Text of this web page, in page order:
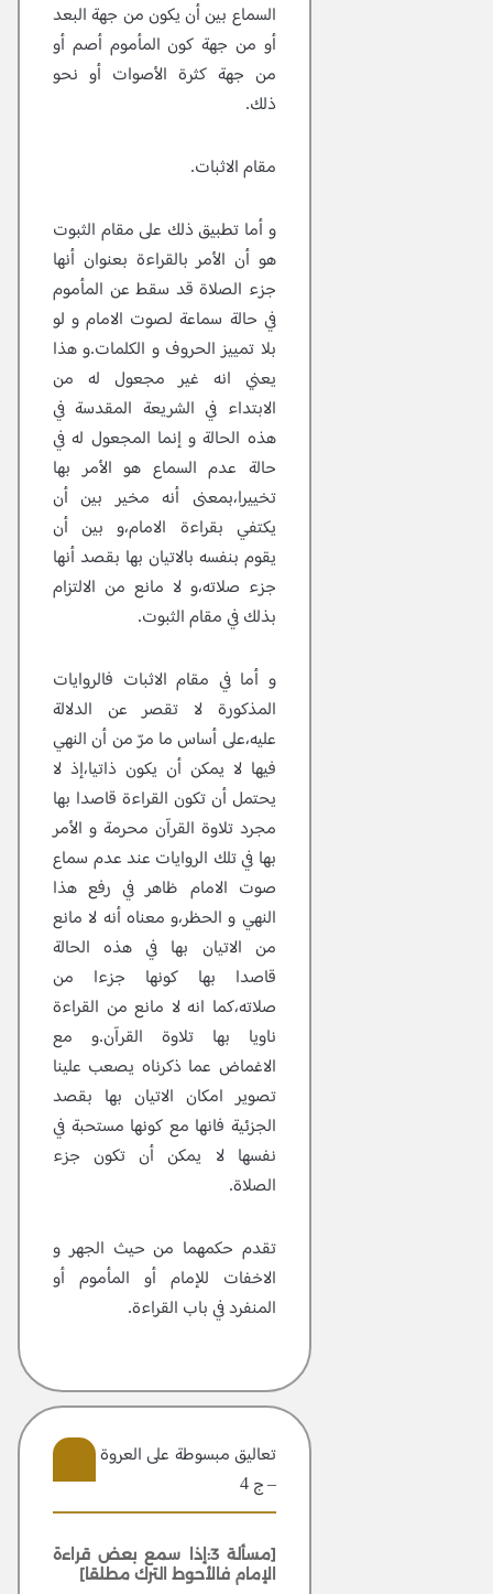
السماع بين أن يكون من جهة البعد
أو من جهة كون المأموم أصم أو
من جهة كثرة الأصوات أو نحو
ذلك.
مقام الاثبات.
و أما تطبيق ذلك على مقام الثبوت
هو أن الأمر بالقراءة بعنوان أنها
جزء الصلاة قد سقط عن المأموم
في حالة سماعة لصوت الامام و لو
بلا تمييز الحروف و الكلمات.و هذا
يعني انه غير مجعول له من
الابتداء في الشريعة المقدسة في
هذه الحالة و إنما المجعول له في
حالة عدم السماع هو الأمر بها
تخييرا،بمعنى أنه مخير بين أن
يكتفي بقراءة الامام،و بين أن
يقوم بنفسه بالاتيان بها بقصد أنها
جزء صلاته،و لا مانع من الالتزام
بذلك في مقام الثبوت.
و أما في مقام الاثبات فالروايات
المذكورة لا تقصر عن الدلالة
عليه،على أساس ما مرّ من أن النهي
فيها لا يمكن أن يكون ذاتيا،إذ لا
يحتمل أن تكون القراءة قاصدا بها
مجرد تلاوة القرآن محرمة و الأمر
بها في تلك الروايات عند عدم سماع
صوت الامام ظاهر في رفع هذا
النهي و الحظر،و معناه أنه لا مانع
من الاتيان بها في هذه الحالة
قاصدا بها كونها جزءا من
صلاته،كما انه لا مانع من القراءة
ناويا بها تلاوة القرآن.و مع
الاغماض عما ذكرناه يصعب علينا
تصوير امكان الاتيان بها بقصد
الجزئية فانها مع كونها مستحبة في
نفسها لا يمكن أن تكون جزء
الصلاة.
تقدم حكمهما من حيث الجهر و
الاخفات للإمام أو المأموم أو
المنفرد في باب القراءة.
تعاليق مبسوطة علی العروة الوثقی
– ج 4
[مسألة 3:إذا سمع بعض قراءة
الإمام فالأحوط الترك مطلقا]